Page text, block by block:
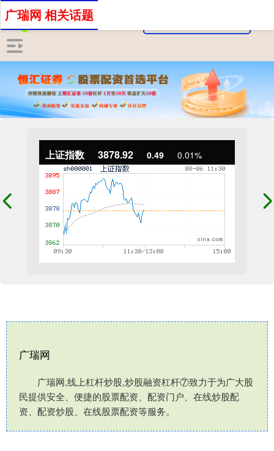
上证指数 3878.92 0.49 0.01%
广瑞网
广瑞网,线上杠杆炒股,炒股融资杠杆⑦致力于为广大股
民提供安全、便捷的股票配资、配资门户、在线炒股配
资、配资炒股、在线股票配资等服务。
广瑞网 相关话题